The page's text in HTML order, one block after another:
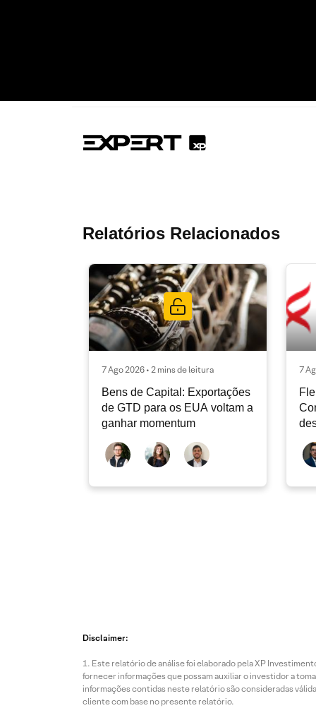
Relatórios Relacionados
7 Ago 2026 • 2 mins de leitura
Bens de Capital: Exportações
de GTD para os EUA voltam a
ganhar momentum
7
Disclaimer:
Este relatório de análise foi elaborado pela XP
fornecer informações que possam auxiliar o investidor a
informações contidas neste relatório são consideradas
cliente com base no presente relatório.